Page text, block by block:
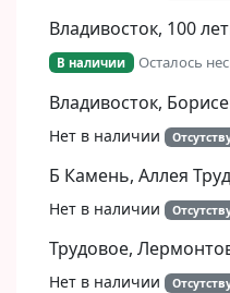
Владивосток, 100
В наличии Осталось
Владивосток,
Нет в наличии
Б Камень, Аллея
Нет в наличии
Трудовое,
Нет в наличии